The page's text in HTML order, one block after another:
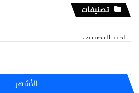
تصنيفات
تصنيفات
الأشهر